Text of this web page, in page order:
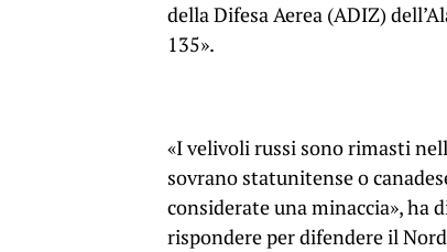
della Difesa Aerea (ADIZ)
135».
«I velivoli russi sono rimasti
sovrano statunitense o
considerate una minaccia», ha
rispondere per difendere il